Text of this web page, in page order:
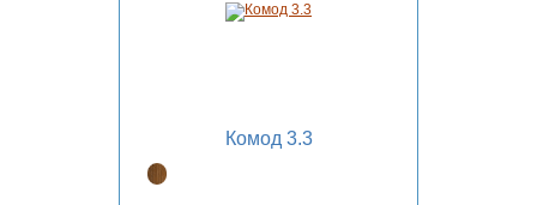
Комод 3.3